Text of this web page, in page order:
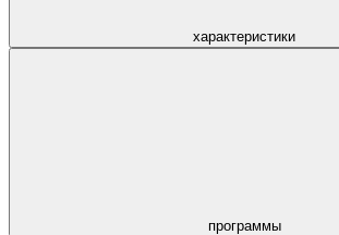
характеристики
программы